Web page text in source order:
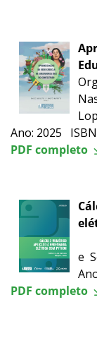
Ano: 2025
PDF completo
e
PDF completo